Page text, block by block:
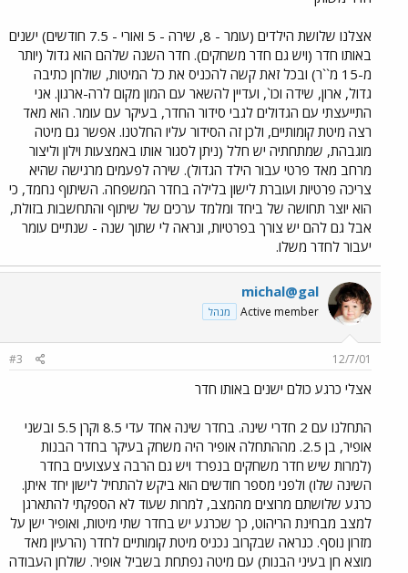
אצלנו שלושת הילדים (עומר - 8, שירה - 5 ואורי - 7.5 חודשים) ישנים
באותו חדר (ויש גם חדר משחקים). חדר השנה שלהם הוא גדול (יותר
מ-15 מ``ר) ובכל זאת קשה להכניס את כל המיטות, שולחן כתיבה
גדול, ארון, שידה וכו`, ועדיין להשאר עם המון מקום לרה-ארגון. אני
התייעצתי עם הגדולים לגבי סידור החדר, בעיקר עם עומר. הוא מאד
רצה מיטת קומותיים, ולכן זה הסידור עליו החלטנו. אפשר גם מיטה
מוגבהת, שמתחתיה יש חלל (ניתן לסגור אותו באמצעות וילון וליצור
מרחב מאד פרטי עבור הילד הגדול). שירה לפעמים מרגישה שהיא
צריכה פרטיות ועוברת לישון בלילה בחדר המשפחה. השיתוף נחמד, כי
הוא יוצר תחושה של ביחד ומלמד ערכים של שיתוף והתחשבות בזולת,
אבל גם להם יש צורך בפרטיות, ונראה לי שתוך שנה - שנתיים עומר
יעבור לחדר משלו.
michal@gal
Active member מנהל
12/7/01
#3
אצלי כרגע כולם ישנים באותו חדר
התחלנו עם 2 חדרי שינה. בחדר שינה אחד עדי 8.5 וקרן 5.5 ובשני
אופיר, בן 2.5. מההתחלה אופיר היה משחק בעיקר בחדר הבנות
(למרות שיש חדר משחקים בנפרד ויש גם הרבה צעצועים בחדר
השינה שלו) ולפני מספר חודשים הוא ביקש להתחיל לישון יחד איתן.
כרגע שלושתם מרוצים מהמצב, למרות שעוד לא הספקתי להתארגן
למצב מבחינת הריהוט, כך שכרגע יש בחדר שתי מיטות, ואופיר ישן על
מזרון נוסף. כנראה שבקרוב נכניס מיטת קומותיים לחדר (הרעיון מאד
מוצא חן בעיני הבנות) עם מיטה נפתחת בשביל אופיר. שולחן העבודה